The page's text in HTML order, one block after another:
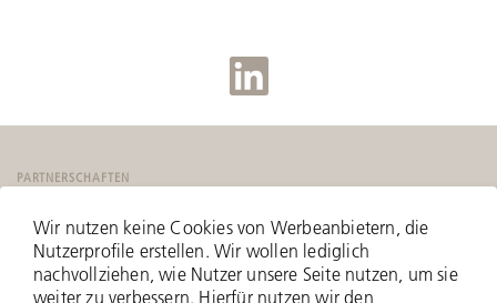
PARTNERSCHAFTEN
Wir nutzen keine Cookies von Werbeanbietern, die
Nutzerprofile erstellen. Wir wollen lediglich
nachvollziehen, wie Nutzer unsere Seite nutzen, um sie
weiter zu verbessern. Hierfür nutzen wir den